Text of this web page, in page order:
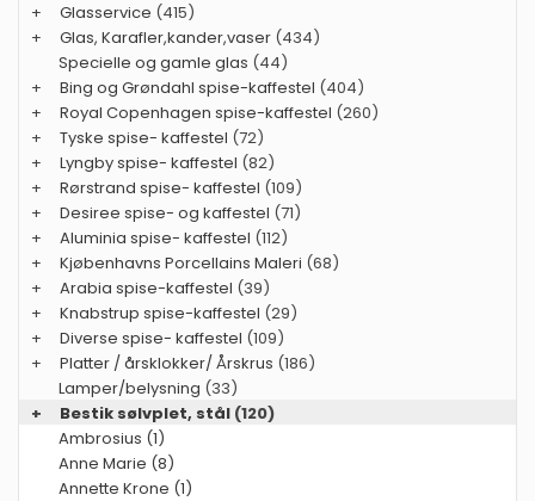
+
Glasservice (415)
+
Glas, Karafler,kander,vaser (434)
Specielle og gamle glas (44)
+
Bing og Grøndahl spise-kaffestel (404)
+
Royal Copenhagen spise-kaffestel (260)
+
Tyske spise- kaffestel (72)
+
Lyngby spise- kaffestel (82)
+
Rørstrand spise- kaffestel (109)
+
Desiree spise- og kaffestel (71)
+
Aluminia spise- kaffestel (112)
+
Kjøbenhavns Porcellains Maleri (68)
+
Arabia spise-kaffestel (39)
+
Knabstrup spise-kaffestel (29)
+
Diverse spise- kaffestel (109)
+
Platter / årsklokker/ Årskrus (186)
Lamper/belysning (33)
+
Bestik sølvplet, stål (120)
Ambrosius (1)
Anne Marie (8)
Annette Krone (1)